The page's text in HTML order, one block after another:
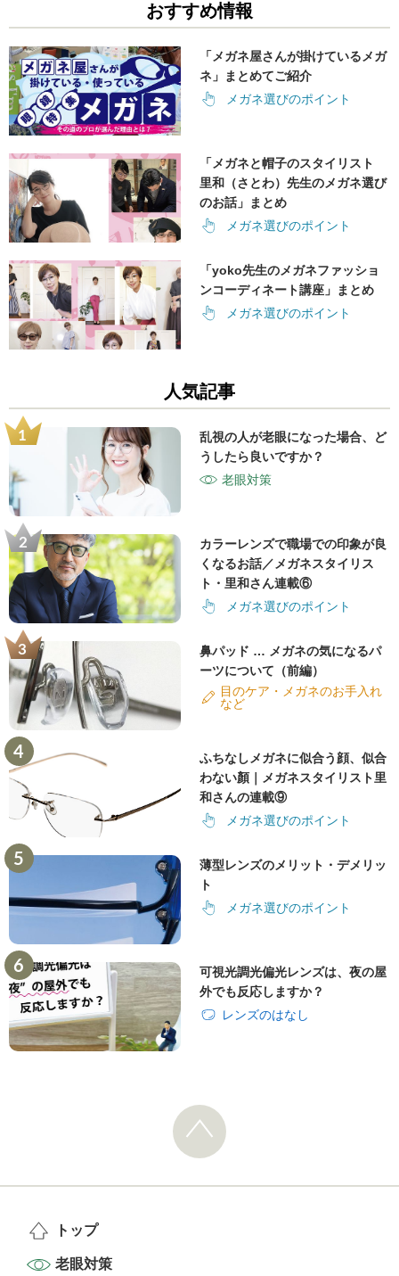
おすすめ情報
「メガネ屋さんが掛けているメガ
ネ」まとめてご紹介
メガネ選びのポイント
「メガネと帽子のスタイリスト
里和（さとわ）先生のメガネ選び
のお話」まとめ
メガネ選びのポイント
「yoko先生のメガネファッショ
ンコーディネート講座」まとめ
メガネ選びのポイント
人気記事
乱視の人が老眼になった場合、ど
うしたら良いですか？
老眼対策
カラーレンズで職場での印象が良
くなるお話／メガネスタイリス
ト・里和さん連載⑥
メガネ選びのポイント
鼻パッド … メガネの気になるパ
ーツについて（前編）
目のケア・メガネのお手入れ
など
ふちなしメガネに似合う顔、似合
わない顏｜メガネスタイリスト里
和さんの連載⑨
メガネ選びのポイント
薄型レンズのメリット・デメリッ
ト
メガネ選びのポイント
可視光調光偏光レンズは、夜の屋
外でも反応しますか？
レンズのはなし
トップ
老眼対策